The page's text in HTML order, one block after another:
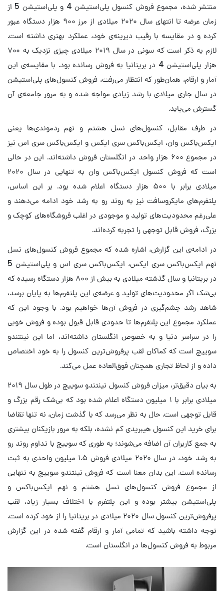
منتشر شده، مجموع فروش کنسول پلی‌استیشن 4 و پلی‌استیشن 5 از
زمان عرضه تا انتهای سال ۲۰۲۰ میلادی از مرز ۹۰۰ هزار دستگاه عبور
کرده و در مقایسه با رقیب دیرینه‌ی خود، عملکرد بهتری داشته است.
لازم به ذکر است که سونی در سال ۲۰۱۹ میلادی چیزی نزدیک به ۷۰۰
هزار پلی‌استیشن 4 در بریتانیا به فروش رسانده بود. با مقایسه‌ی این
آمار و ارقام، همان‌طور که انتظار می‌رفت، فروش کنسول‌های پلی‌استیشن
در سال جاری میلادی با رشد زیادی مواجه شده و به مرور جامعه‌ی آن
گسترش می‌یابد.
در طرف مقابل، کنسول‌های نسل هشتم و نهم ردموندی‌ها یعنی
ایکس‌باکس وان، ایکس‌باکس سری ایکس و ایکس‌باکس سری اس نیز
در مجموع ۶۰۰ هزار واحد در انگلستان فروش داشته‌اند. این در حالی
است که فروش کنسول ایکس‌باکس وان به تنهایی در سال ۲۰۲۰
میلادی برابر با ۵۰۰ هزار دستگاه اعلام شده بود. بر این اساس،
پلتفرم‌های مایکروسافت نیز به روند رو به رشد خود ادامه می‌دهند و
علی‌رغم محدودیت‌های تولید و موجودی در اغلب فروشگاه‌های کوچک و
بزرگ، فروش قابل توجهی را تجربه کرده‌اند.
در ادامه‌ی این گزارش، اشاره شده که مجموع فروش کنسول‌های نسل
نهم ایکس‌باکس سری ایکس، ایکس‌باکس سری اس و پلی‌استیشن 5
در بریتانیا و سال گذشته میلادی به بیش از ۸۰۰ هزار دستگاه رسیده که
بی‌شک اگر محدودیت‌های تولید و عرضه‌ی این پلتفرم‌ها به پایان برسد،
شاهد رشد چشم‌گیری در فروش آن‌ها خواهیم بود. با وجود این که
عملکرد مجموع این پلتفرم‌ها تا حدودی قابل قبول بوده و فروش خوبی
را در سراسر دنیا و به خصوص انگلستان داشته‌اند، اما این نینتندو
سوییچ است که کماکان لقب پرفروش‌ترین کنسول را به خود اختصاص
داده و از لحاظ تجاری همچنان فوق‌العاده عمل می‌کند.
به بیان دقیق‌تر، میزان فروش کنسول نینتندو سوییچ در طول سال ۲۰۱۹
میلادی برابر با ۱ میلیون دستگاه اعلام شده بود که بی‌شک رقم بزرگ و
قابل توجهی است. حال به نظر می‌رسد که با گذشت زمان، نه تنها تقاضا
برای خرید این کنسول هیبریدی کم نشده، بلکه به مرور بازیکنان بیشتری
به جمع کاربران آن اضافه می‌شوند؛ به طوری که سوییچ با تداوم روند رو
به رشد خود، در سال ۲۰۲۰ میلادی فروش ۱.۵ میلیون واحدی به ثبت
رسانده است. این بدان معنا است که فروش نینتندو سوییچ به تنهایی
از مجموع فروش کنسول‌های نسل هشتم و نهم ایکس‌باکس و
پلی‌استیشن بیشتر بوده و این پلتفرم با اختلاف بسیار زیاد، لقب
پرفروش‌ترین کنسول سال ۲۰۲۰ میلادی در بریتانیا را از خود کرده است.
توجه داشته باشید که تمامی آمار و ارقام گفته شده در این گزارش
مربوط به فروش کنسول‌ها در انگلستان است.